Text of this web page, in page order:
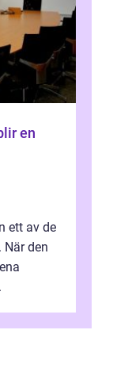
ett av de
den